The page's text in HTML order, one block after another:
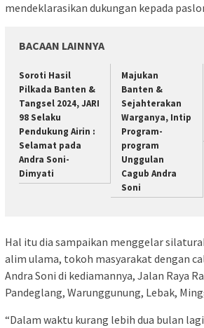
mendeklarasikan dukungan kepada
BACAAN LAINNYA
Soroti Hasil
Pilkada Banten &
Tangsel 2024, JARI
98 Selaku
Pendukung Airin :
Selamat pada
Andra Soni-
Dimyati
Majukan
Banten &
Sejahterakan
Warganya, Intip
Program-
program
Unggulan
Cagub Andra
Soni
Hal itu dia sampaikan menggelar
alim ulama, tokoh masyarakat dengan
Andra Soni di kediamannya, Jalan Raya
Pandeglang, Warunggunung, Lebak,
“Dalam waktu kurang lebih dua bulan